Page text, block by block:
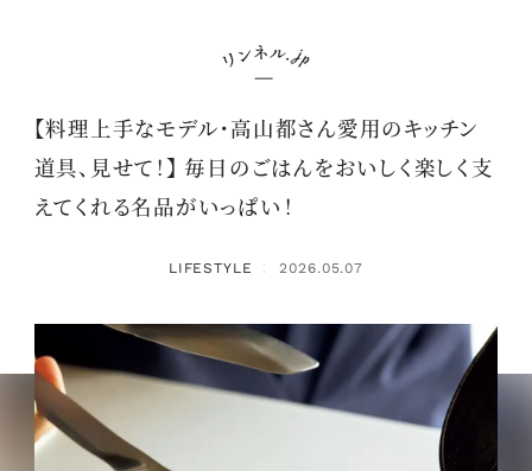
【料理上手なモデル・高山都さん愛用のキッチン
道具、見せて！】 毎日のごはんをおいしく楽しく支
えてくれる名品がいっぱい！
LIFESTYLE ： 2026.05.07